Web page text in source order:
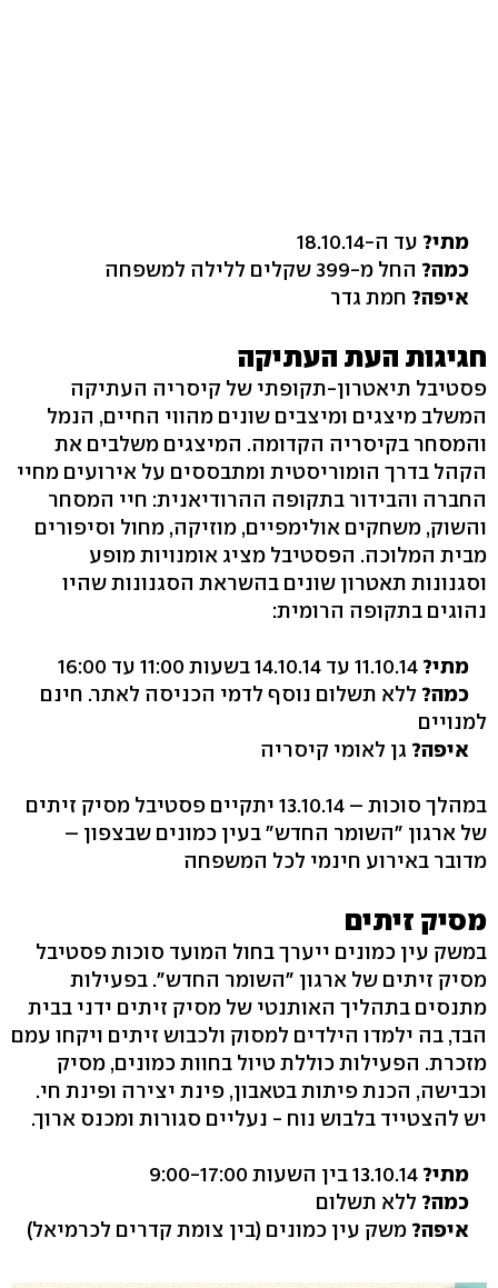
מתי? עד ה-18.10.14
כמה? החל מ-399 שקלים ללילה למשפחה
איפה? חמת גדר
חגיגות העת העתיקה
פסטיבל תיאטרון-תקופתי של קיסריה העתיקה
המשלב מיצגים ומיצבים שונים מהווי החיים, הנמל
והמסחר בקיסריה הקדומה. המיצגים משלבים את
הקהל בדרך הומוריסטית ומתבססים על אירועים מחיי
החברה והבידור בתקופה ההרודיאנית: חיי המסחר
והשוק, משחקים אולימפיים, מוזיקה, מחול וסיפורים
מבית המלוכה. הפסטיבל מציג אומנויות מופע
וסגנונות תאטרון שונים בהשראת הסגנונות שהיו
נהוגים בתקופה הרומית:
מתי?
כמה? ללא תשלום נוסף לדמי הכניסה לאתר. חינם
למנויים
איפה? גן לאומי קיסריה
במהלך סוכות – 13.10.14 יתקיים פסטיבל מסיק זיתים
של ארגון "השומר החדש" בעין כמונים שבצפון –
מדובר באירוע חינמי לכל המשפחה
מסיק זיתים
במשק עין כמונים ייערך בחול המועד סוכות פסטיבל
מסיק זיתים של ארגון "השומר החדש". בפעילות
מתנסים בתהליך האותנטי של מסיק זיתים ידני בבית
הבד, בה ילמדו הילדים למסוק ולכבוש זיתים ויקחו עמם
מזכרת. הפעילות כוללת טיול בחוות כמונים, מסיק
וכבישה, הכנת פיתות בטאבון, פינת יצירה ופינת חי.
יש להצטייד בלבוש נוח - נעליים סגורות ומכנס ארוך.
מתי?
כמה? ללא תשלום
איפה? משק עין כמונים (בין צומת קדרים לכרמיאל)